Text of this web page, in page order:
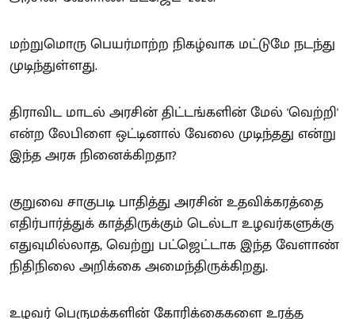
மற்றுமொரு பெயர்மாற்ற நிகழ்வாக மட்டுமே நடந்து
முடிந்துள்ளது.
திராவிட மாடல் அரசின் திட்டங்களின் மேல் 'வெற்றி'
என்ற லேபிளை ஒட்டினால் வேலை முடிந்தது என்று
இந்த அரசு நினைக்கிறதா?
குறுவை சாகுபடி பாதித்து அரசின் உதவிக்கரத்தை
எதிர்பார்த்துக் காத்திருக்கும் டெல்டா உழவர்களுக்கு
எதுவுமில்லாத, வெற்று பட்ஜெட்டாக இந்த வேளாண்
நிதிநிலை அறிக்கை அமைந்திருக்கிறது.
உழவர் பெருமக்களின் கோரிக்கைகளை உரத்த